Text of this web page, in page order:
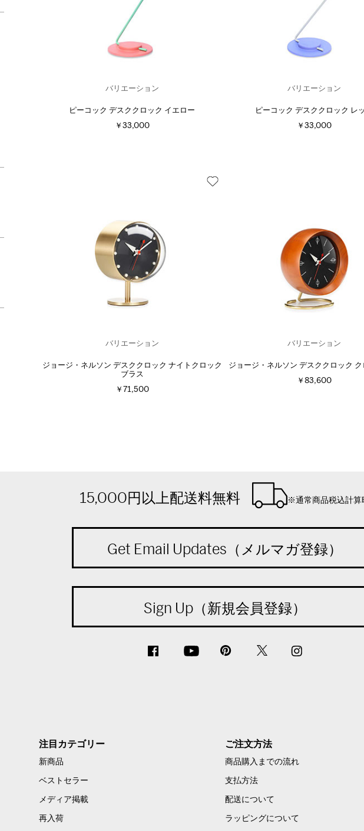
バリエーション
ピーコック デスククロック イエロー
￥33,000
バリエーション
ピーコック デスククロック レ
￥33,000
バリエーション
ジョージ・ネルソン デスククロック ナイトクロック
ブラス
￥71,500
バリエーション
ジョージ・ネルソン デスククロック ク
￥83,600
15,000円以上配送料無料 ※通常商品税込計算
Get Email Updates（メルマガ登録）
Sign Up（新規会員登録）
注目カテゴリー
新商品
ベストセラー
メディア掲載
再入荷
ご注文方法
商品購入までの流れ
支払方法
配送について
ラッピングについて